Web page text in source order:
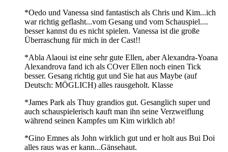
*Oedo und Vanessa sind fantastisch als Chris und Kim...ich
war richtig geflasht...vom Gesang und vom Schauspiel....
besser kannst du es nicht spielen. Vanessa ist die große
Überraschung für mich in der Cast!!
*Abla Alaoui ist eine sehr gute Ellen, aber Alexandra-Yoana
Alexandrova fand ich als COver Ellen noch einen Tick
besser. Gesang richtig gut und Sie hat aus Maybe (auf
Deutsch: MÖGLICH) alles rausgeholt. Klasse
*James Park als Thuy grandios gut. Gesanglich super und
auch schauspielerisch kauft man ihn seine Verzweiflung
während seinen Kampfes um Kim wirklich ab!
*Gino Emnes als John wirklich gut und er holt aus Bui Doi
alles raus was er kann...Gänsehaut.